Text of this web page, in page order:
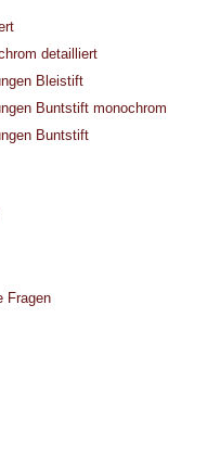
detailliert
Bleistift
Buntstift monochrom
Buntstift
Fragen